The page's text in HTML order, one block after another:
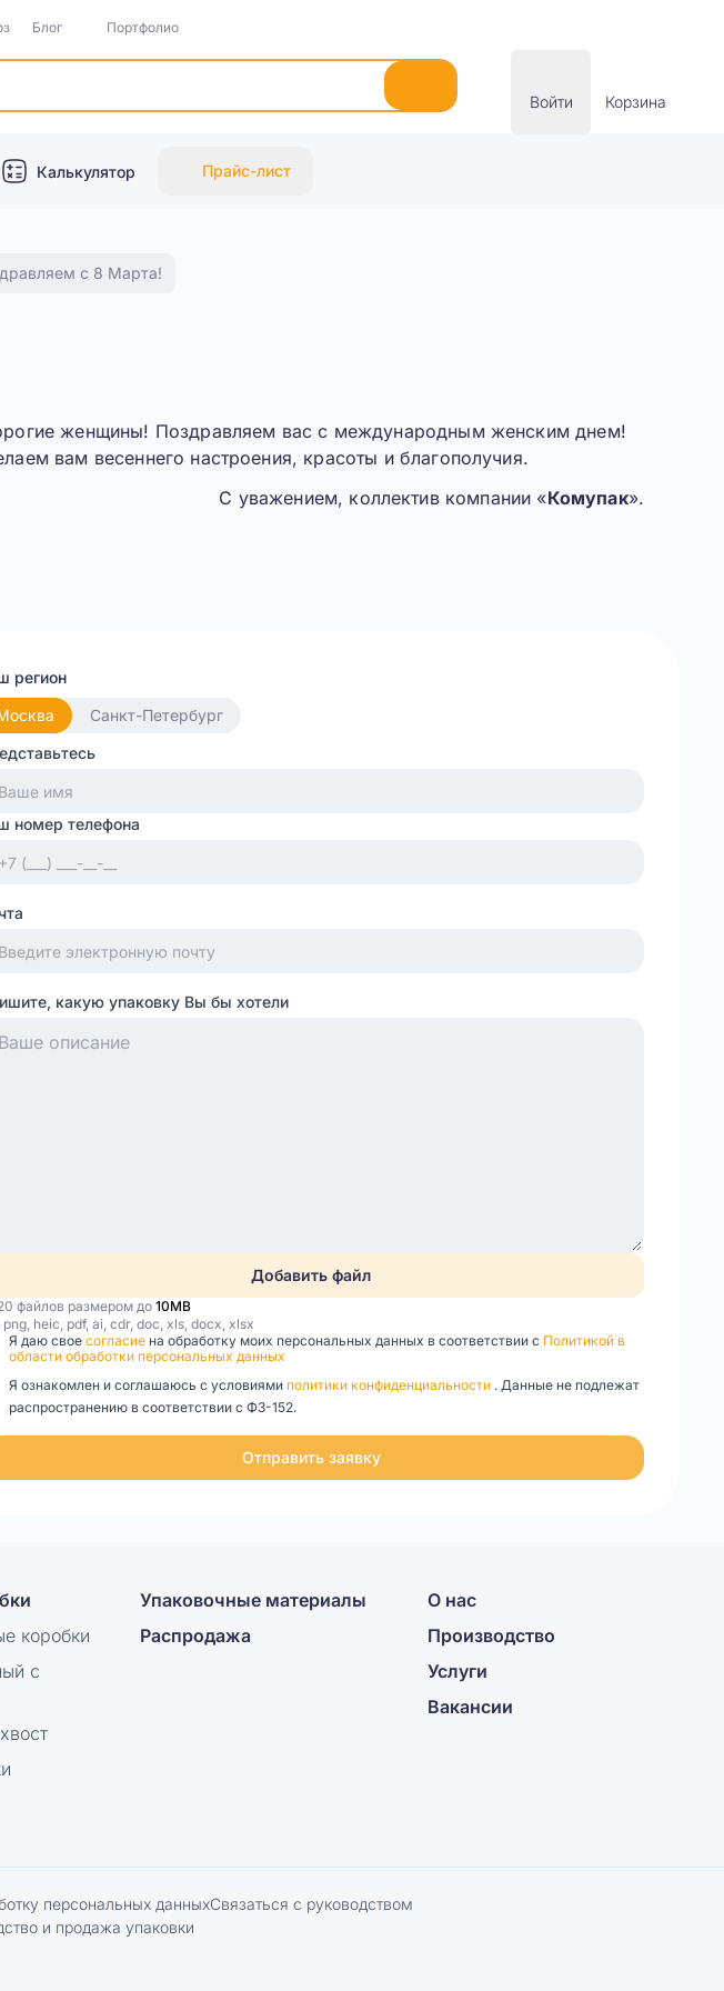
Блог Портфолио
Войти Корзина
Калькулятор Прайс-лист
с 8 Марта!
женщины! Поздравляем вас с международным женским днем!
вам весеннего настроения, красоты и благополучия.
С уважением, коллектив компании «Комупак».
регион
Санкт-Петербург
номер телефона
какую упаковку Вы бы хотели
Добавить файл
файлов размером до 10MB
png, heic, pdf, ai, cdr, doc, xls, docx, xlsx
Я даю свое согласие на обработку моих персональных данных в соответствии с Политикой в
области обработки персональных данных
Я ознакомлен и соглашаюсь с условиями политики конфиденциальности . Данные не подлежат
распространению в соответствии с ФЗ-152.
Отправить заявку
коробки
с
Упаковочные материалы
Распродажа
О нас
Производство
Услуги
Вакансии
персональных данныхСвязаться с руководством
и продажа упаковки